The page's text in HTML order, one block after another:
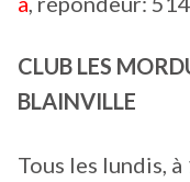
CLUB LES
BLAINVILLE
Tous les lundis,